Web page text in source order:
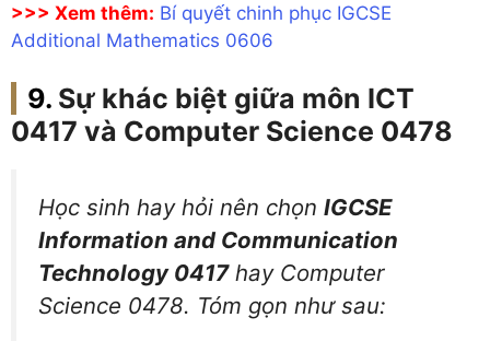
>>> Xem thêm: Bí quyết chinh phục IGCSE
Additional Mathematics 0606
Sự khác biệt giữa môn ICT
0417 và Computer Science 0478
Học sinh hay hỏi nên chọn IGCSE
Information and Communication
Technology 0417hay Computer
Science 0478. Tóm gọn như sau: